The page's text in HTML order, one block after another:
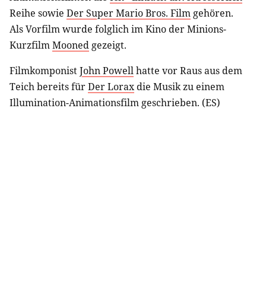
Reihe sowie Der Super Mario Bros. Film gehören.
Als Vorfilm wurde folglich im Kino der Minions-
KurzfilmMooned gezeigt.
FilmkomponistJohn Powellhatte vor Raus aus dem
Teich bereits fürDer Loraxdie Musik zu einem
Illumination-Animationsfilm geschrieben. (ES)